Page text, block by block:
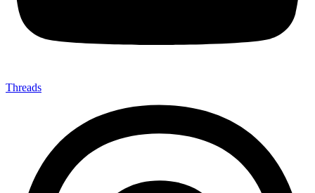
Threads